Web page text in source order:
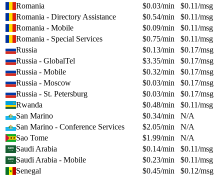
Romania
$0.03/min $0.11/msg
Romania - Directory Assistance
$0.54/min $0.11/msg
Romania - Mobile
$0.09/min $0.11/msg
Romania - Special Services
$0.75/min $0.11/msg
Russia
$0.13/min $0.17/msg
Russia - GlobalTel
$3.35/min $0.17/msg
Russia - Mobile
$0.32/min $0.17/msg
Russia - Moscow
$0.03/min $0.17/msg
Russia - St. Petersburg
$0.03/min $0.17/msg
Rwanda
$0.48/min $0.11/msg
San Marino
$0.34/min
N/A
San Marino - Conference Services
$2.05/min
N/A
Sao Tome
$1.99/min
N/A
Saudi Arabia
$0.14/min $0.11/msg
Saudi Arabia - Mobile
$0.23/min $0.11/msg
Senegal
$0.45/min $0.12/msg